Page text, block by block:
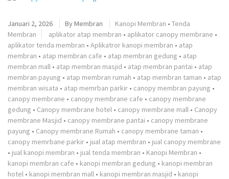
Januari 2, 2026 ByMembran Kanopi Membran • Tenda
Membran
aplikator atap membran • aplikator canopy membrane •
aplikator tenda membran • Aplikatror kanopi membran • atap
membran • atap membran cafe • atap membran gedung • atap
membran mall • atap membran masjid • atap membran pantai • atap
membran payung • atap membran rumah • atap membran taman • atap
membran wisata • atap memrban parkir • canopy membran payung •
canopy membrane • canopy membrane cafe • canopy membrane
gedung • Canopy membrane hotel • canopy membrane mall • Canopy
membrane Masjid • canopy membrane pantai • canopy membrane
payung • Canopy membrane Rumah • canopy membrane taman •
canopy memrbane parkir • jual atap membran • jual canopy membrane
• jual kanopi membran • jual tenda membran • Kanopi Membran •
kanopi membran cafe • kanopi membran gedung • kanopi membran
hotel • kanopi membran mall • kanopi membran masjid • kanopi